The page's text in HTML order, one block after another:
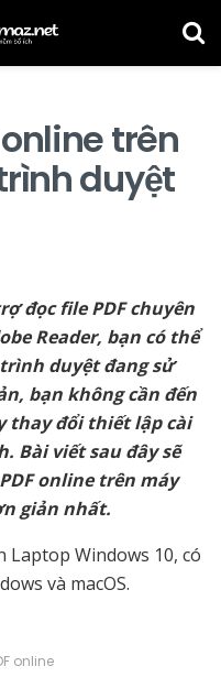
trên
duyệt
đọc file PDF chuyên
Reader, bạn có thể
duyệt đang sử
bạn không cần đến
thay đổi thiết lập cài
Bài viết sau đây sẽ
online trên máy
giản nhất.
Laptop Windows 10, có
và macOS.
online